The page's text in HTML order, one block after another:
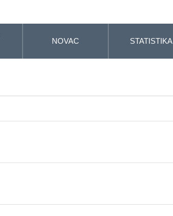
NOVAC STATISTIKA